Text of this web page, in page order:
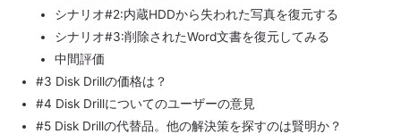
シナリオ#2:内蔵HDDから失われた写真を復元する
シナリオ#3:削除されたWord文書を復元してみる
中間評価
#3 Disk Drillの価格は？
#4 Disk Drillについてのユーザーの意見
#5 Disk Drillの代替品。他の解決策を探すのは賢明か？